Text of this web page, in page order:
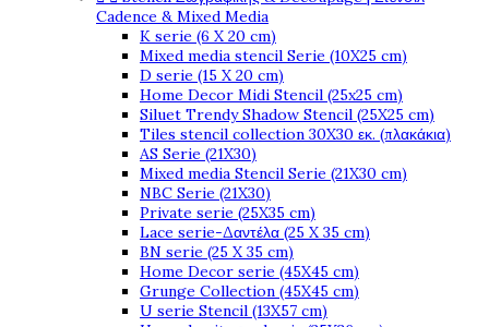
Cadence & Mixed Media
K serie (6 X 20 cm)
Mixed media stencil Serie (10X25 cm)
D serie (15 X 20 cm)
Home Decor Midi Stencil (25x25 cm)
Siluet Trendy Shadow Stencil (25X25 cm)
Tiles stencil collection 30X30 εκ. (πλακάκια)
AS Serie (21X30)
Mixed media Stencil Serie (21X30 cm)
NBC Serie (21X30)
Private serie (25X35 cm)
Lace serie-Δαντέλα (25 X 35 cm)
BN serie (25 X 35 cm)
Home Decor serie (45X45 cm)
Grunge Collection (45X45 cm)
U serie Stencil (13X57 cm)